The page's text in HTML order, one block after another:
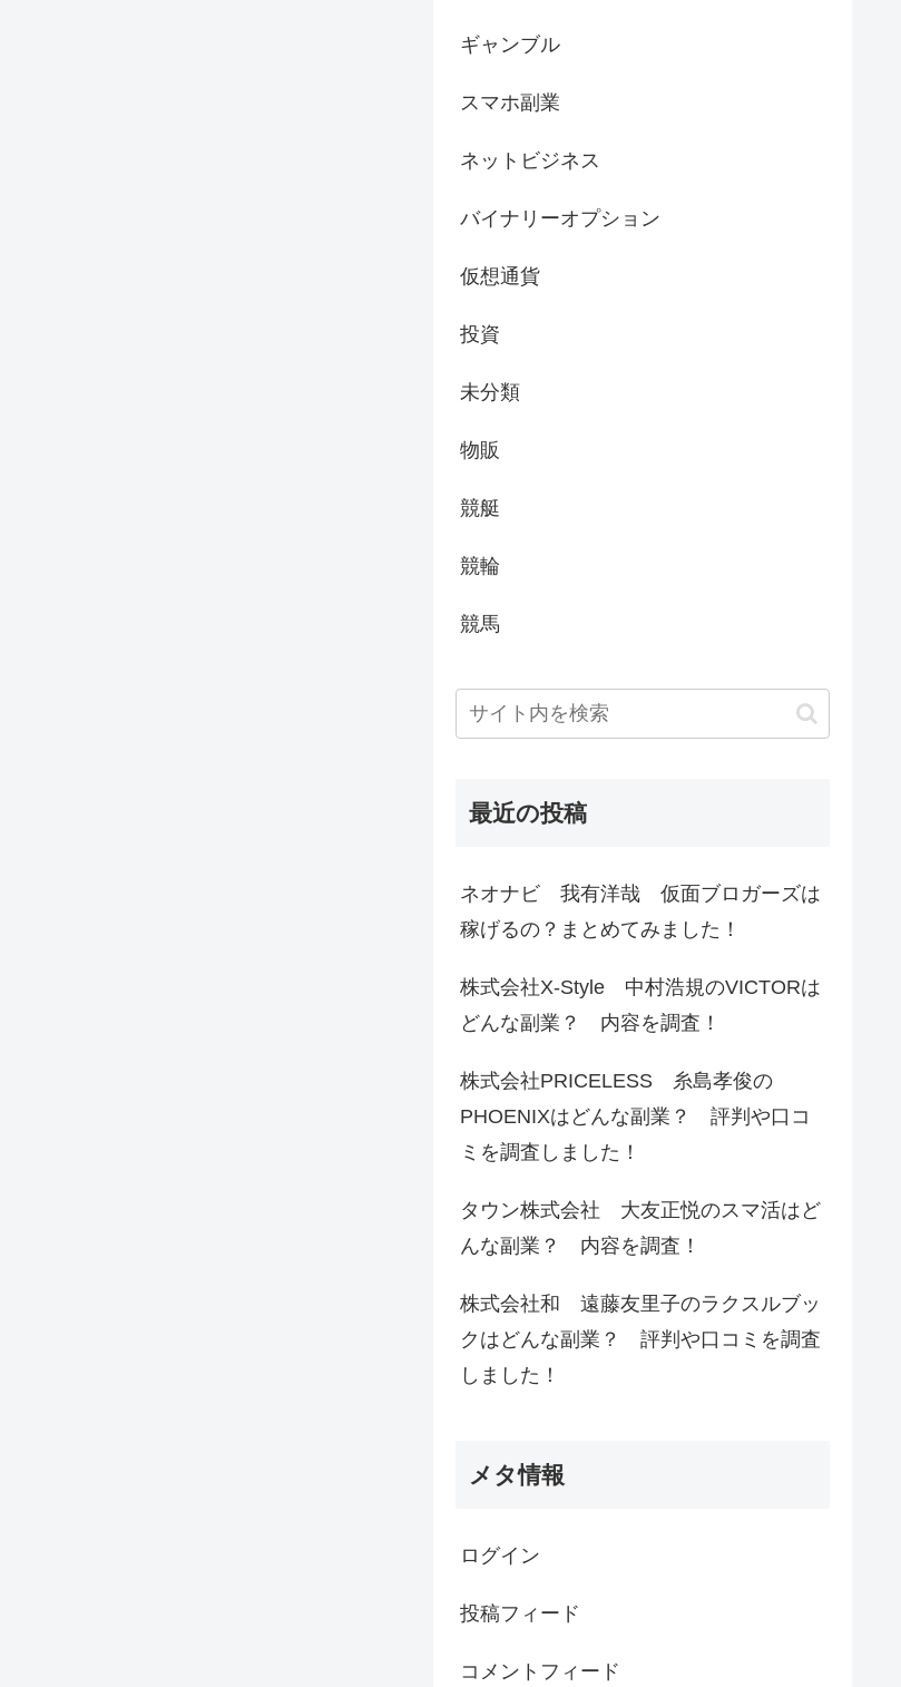
ギャンブル
スマホ副業
ネットビジネス
バイナリーオプション
仮想通貨
投資
未分類
物販
競艇
競輪
競馬
最近の投稿
ネオナビ 我有洋哉 仮面ブロガーズは
稼げるの？まとめてみました！
株式会社X-Style 中村浩規のVICTORは
どんな副業？ 内容を調査！
株式会社PRICELESS 糸島孝俊の
PHOENIXはどんな副業？ 評判や口コ
ミを調査しました！
タウン株式会社 大友正悦のスマ活はど
んな副業？ 内容を調査！
株式会社和 遠藤友里子のラクスルブッ
クはどんな副業？ 評判や口コミを調査
しました！
メタ情報
ログイン
投稿フィード
コメントフィード